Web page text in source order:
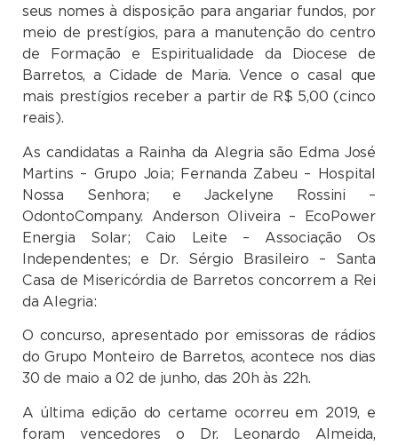
seus nomes à disposição para angariar fundos, por
meio de prestígios, para a manutenção do centro
de Formação e Espiritualidade da Diocese de
Barretos, a Cidade de Maria. Vence o casal que
mais prestígios receber a partir de R$ 5,00 (cinco
reais).
As candidatas a Rainha da Alegria são Edma José
Martins – Grupo Joia; Fernanda Zabeu – Hospital
Nossa Senhora; e Jackelyne Rossini –
OdontoCompany. Anderson Oliveira – EcoPower
Energia Solar; Caio Leite – Associação Os
Independentes; e Dr. Sérgio Brasileiro – Santa
Casa de Misericórdia de Barretos concorrem a Rei
da Alegria:
O concurso, apresentado por emissoras de rádios
do Grupo Monteiro de Barretos, acontece nos dias
30 de maio a 02 de junho, das 20h às 22h.
A última edição do certame ocorreu em 2019, e
foram vencedores o Dr. Leonardo Almeida,